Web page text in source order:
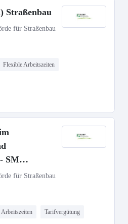
Straßenbau
für Straßenbau
Flexible Arbeitszeiten
SM
für Straßenbau
Tarifvergütung